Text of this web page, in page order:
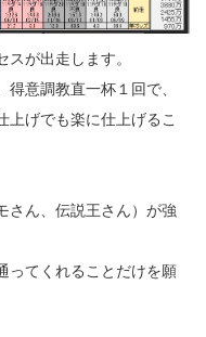
が出走します。
意調教直一杯１回で、
上げでも楽に仕上げるこ
さん、伝説王さん）が強
ってくれることだけを願